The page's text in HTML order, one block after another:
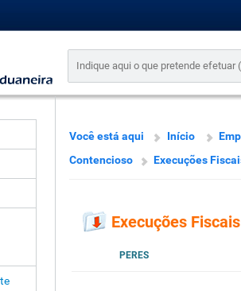
Você está aqui Início
Contencioso
Execuções
Execuções Fiscais
PERES